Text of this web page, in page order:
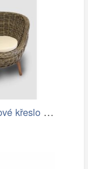
Vingo Ratanové křeslo s polstrem – šedé…